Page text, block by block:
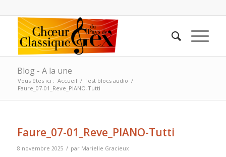
Blog - A la une
Vous êtes ici : Accueil / Test blocs audio /
Faure_07-01_Reve_PIANO-Tutti
Faure_07-01_Reve_PIANO-Tutti
8 novembre 2025 / par Marielle Gracieux